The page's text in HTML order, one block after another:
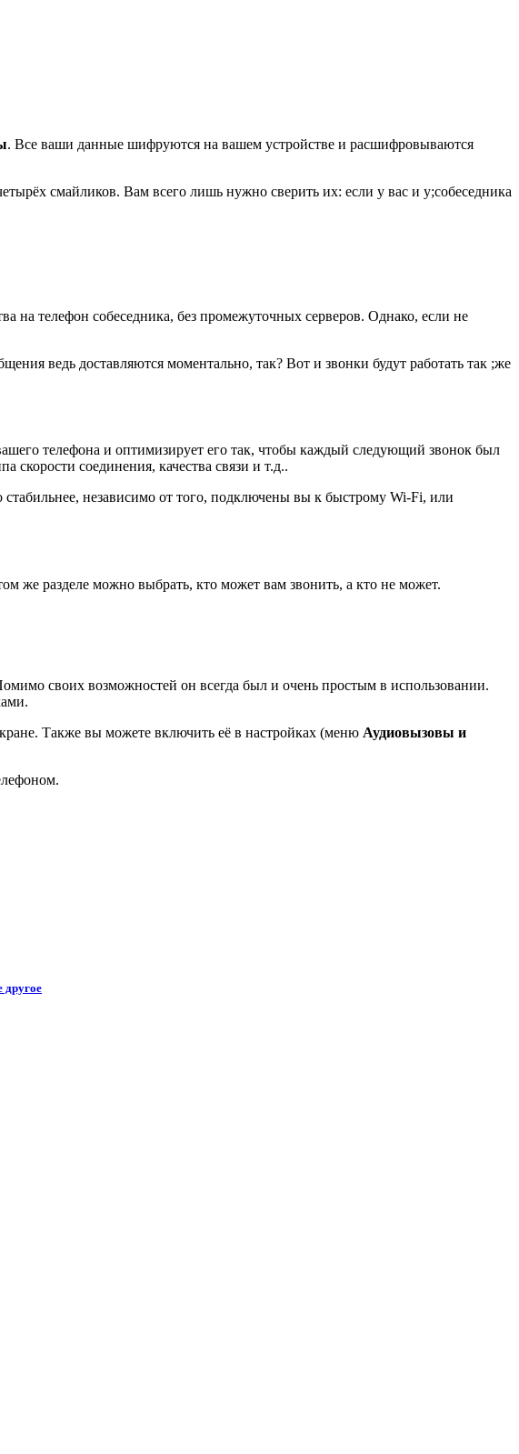
. Все ваши данные шифруются на вашем устройстве и расшифровываются
смайликов. Вам всего лишь нужно сверить их: если у вас и у;собеседника
на телефон собеседника, без промежуточных серверов. Однако, если не
ведь доставляются моментально, так? Вот и звонки будут работать так ;же
телефона и оптимизирует его так, чтобы каждый следующий звонок был
скорости соединения, качества связи и т.д..
независимо от того, подключены вы к быстрому Wi-Fi, или
же разделе можно выбрать, кто может вам звонить, а кто не может.
своих возможностей он всегда был и очень простым в использовании.
Также вы можете включить её в настройках (меню Аудиовызовы и
другое